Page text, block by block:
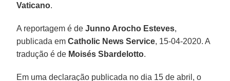
Vaticano.
A reportagem é deJunno Arocho Esteves,
publicada emCatholic News Service, 15-04-2020. A
tradução é de Moisés Sbardelotto.
Em uma declaração publicada no dia 15 de abril, o